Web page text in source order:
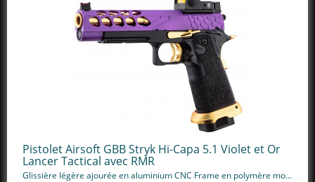
Pistolet Airsoft GBB Stryk Hi-Capa 5.1 Violet et Or
Lancer Tactical avec RMR
Glissière légère ajourée en aluminium CNC Frame en polymère mo...